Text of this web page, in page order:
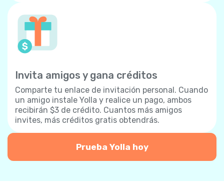
Invita amigos y gana créditos
Comparte tu enlace de invitación personal. Cuando
un amigo instale Yolla y realice un pago, ambos
recibirán $3 de crédito. Cuantos más amigos
invites, más créditos gratis obtendrás.
Prueba Yolla hoy